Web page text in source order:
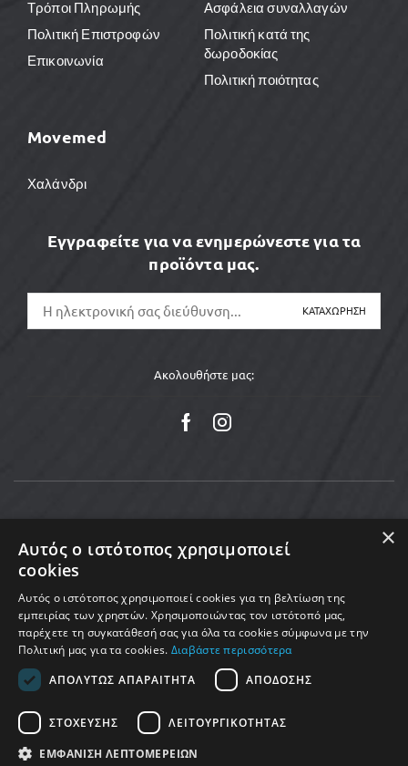
Τρόποι Πληρωμής
Πολιτική Επιστροφών
Επικοινωνία
Ασφάλεια συναλλαγών
Πολιτική κατά της
δωροδοκίας
Πολιτική ποιότητας
Movemed
Χαλάνδρι
Εγγραφείτε για να ενημερώνεστε για τα
προϊόντα μας.
Ακολουθήστε μας:
Copyright © 2025 MoveMed. Made by enigmart
×
Αυτός ο ιστότοπος χρησιμοποιεί
cookies
Αυτός ο ιστότοπος χρησιμοποιεί cookies για τη βελτίωση της
εμπειρίας των χρηστών. Χρησιμοποιώντας τον ιστότοπό μας,
παρέχετε τη συγκατάθεσή σας για όλα τα cookies σύμφωνα με την
Πολιτική μας για τα cookies. Διαβάστε περισσότερα
ΑΠΟΛΎΤΩΣ ΑΠΑΡΑΊΤΗΤΑ
ΑΠΌΔΟΣΗΣ
ΣΤΌΧΕΥΣΗΣ ΛΕΙΤΟΥΡΓΙΚΌΤΗΤΑΣ
ΕΜΦΆΝΙΣΗ ΛΕΠΤΟΜΕΡΕΙΏΝ